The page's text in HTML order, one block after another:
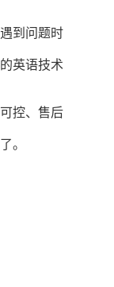
到问题时
英语技术
控、售后
。